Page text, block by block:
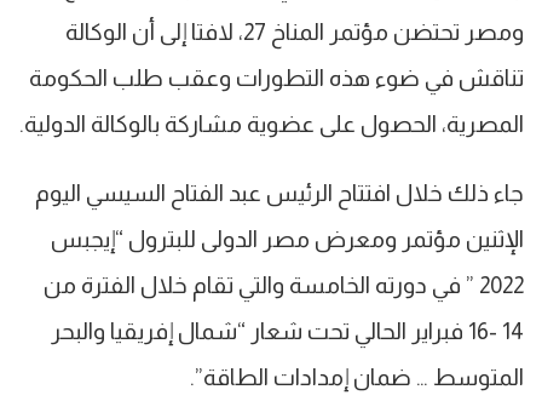
ومصر تحتضن مؤتمر المناخ 27، لافتا إلى أن الوكالة
تناقش في ضوء هذه التطورات وعقب طلب الحكومة
المصرية، الحصول على عضوية مشاركة بالوكالة الدولية.
جاء ذلك خلال افتتاح الرئيس عبد الفتاح السيسي اليوم
الإثنين مؤتمر ومعرض مصر الدولى للبترول “إيجبس
2022 ” في دورته الخامسة والتي تقام خلال الفترة من
14 -16 فبراير الحالي تحت شعار “شمال إفريقيا والبحر
المتوسط … ضمان إمدادات الطاقة”.